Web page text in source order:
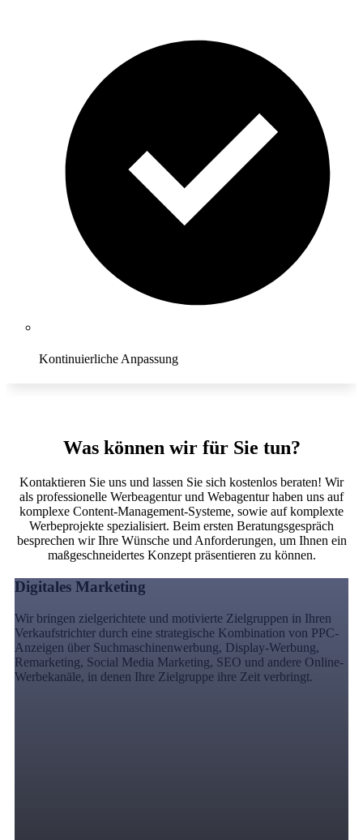
Kontinuierliche Anpassung
Was können wir für Sie tun?
Kontaktieren Sie uns und lassen Sie sich kostenlos beraten! Wir
als professionelle Werbeagentur und Webagentur haben uns auf
komplexe Content-Management-Systeme, sowie auf komplexte
Werbeprojekte spezialisiert. Beim ersten Beratungsgespräch
besprechen wir Ihre Wünsche und Anforderungen, um Ihnen ein
maßgeschneidertes Konzept präsentieren zu können.
Digitales Marketing
Wir bringen zielgerichtete und motivierte Zielgruppen in Ihren
Verkaufstrichter durch eine strategische Kombination von PPC-
Anzeigen über Suchmaschinenwerbung, Display-Werbung,
Remarketing, Social Media Marketing, SEO und andere Online-
Werbekanäle, in denen Ihre Zielgruppe ihre Zeit verbringt.